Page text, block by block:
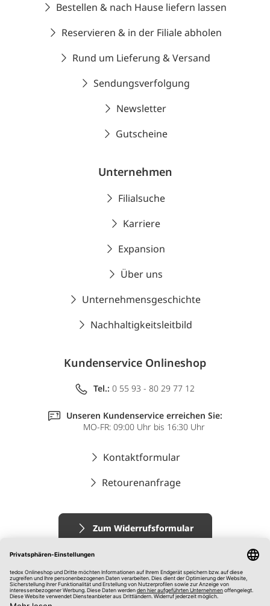
Bestellen & nach Hause liefern lassen
Reservieren & in der Filiale abholen
Rund um Lieferung & Versand
Sendungsverfolgung
Newsletter
Gutscheine
Unternehmen
Filialsuche
Karriere
Expansion
Über uns
Unternehmensgeschichte
Nachhaltigkeitsleitbild
Kundenservice Onlineshop
Tel.: 0 55 93 - 80 29 77 12
Unseren Kundenservice erreichen Sie:
MO-FR: 09:00 Uhr bis 16:30 Uhr
Kontaktformular
Retourenanfrage
Zum Widerrufsformular
Impressum
AGB